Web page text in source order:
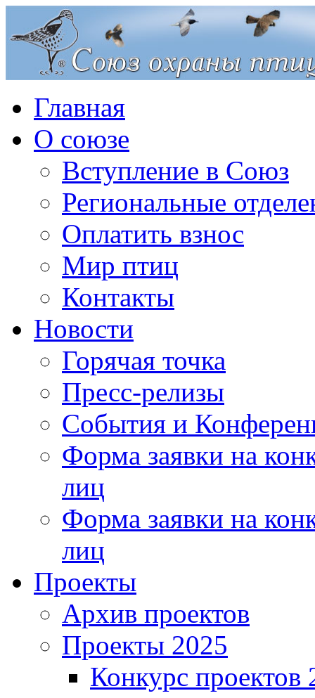
Главная
О союзе
Вступление в Союз
Региональные
Оплатить взнос
Мир птиц
Контакты
Новости
Горячая точка
Пресс-релизы
События и
Форма заявки на
лиц
Форма заявки на
лиц
Проекты
Архив проектов
Проекты 2025
Конкурс проектов